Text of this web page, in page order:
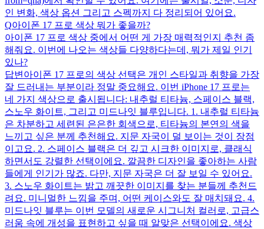
인 변화, 색상 옵션 그리고 스펙까지 다 정리되어 있어요.
Q아이폰 17 프로 색상 뭐가 좋을까?
아이폰 17 프로 색상 중에서 어떤 게 가장 매력적인지 추천 좀
해줘요. 이번에 나오는 색상들 다양하다는데, 뭐가 제일 인기
있나?
답변 아이폰 17 프로의 색상 선택은 개인 스타일과 취향을 가장
잘 드러내는 부분이라 정말 중요해요. 이번 iPhone 17 프로는
네 가지 색상으로 출시됩니다: 내추럴 티타늄, 스페이스 블랙,
스노우 화이트, 그리고 미드나잇 블루입니다. 1. 내추럴 티타늄
은 차분하고 세련된 은은한 회색으로, 티타늄의 본연의 색을
느끼고 싶은 분께 추천해요. 지문 자국이 덜 보이는 것이 장점
이고요. 2. 스페이스 블랙은 더 깊고 시크한 이미지로, 클래식
하면서도 강렬한 선택이에요. 깔끔한 디자인을 좋아하는 사람
들에게 인기가 많죠. 다만, 지문 자국은 더 잘 보일 수 있어요.
3. 스노우 화이트는 밝고 깨끗한 이미지를 찾는 분들께 추천드
려요. 미니멀한 느낌을 주며, 어떤 케이스와도 잘 매치돼요. 4.
미드나잇 블루는 이번 모델의 새로운 시그니처 컬러로, 고급스
러움 속에 개성을 표현하고 싶을 때 알맞은 선택이에요. 색상